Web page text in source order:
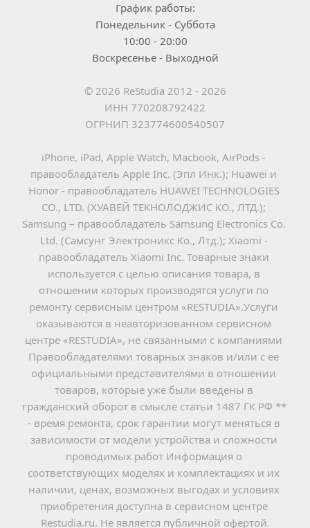
График работы:
Понедельник - Суббота
10:00 - 20:00
Воскресенье - Выходной
© 2026 ReStudia 2012 - 2026
ИНН 770208792422
ОГРНИП 323774600540507
iPhone, iPad, Apple Watch, Macbook, AirPods -
правообладатель Apple Inc. (Эпл Инк.); Huawei и
Honor - правообладатель HUAWEI TECHNOLOGIES
CO., LTD. (ХУАВЕЙ ТЕКНОЛОДЖИС КО., ЛТД.);
Samsung – правообладатель Samsung Electronics Co.
Ltd. (Самсунг Электроникс Ко., Лтд.); Xiaomi -
правообладатель Xiaomi Inc. Товарные знаки
используется с целью описания товара, в
отношении которых производятся услуги по
ремонту сервисным центром «RESTUDIA».Услуги
оказываются в неавторизованном сервисном
центре «RESTUDIA», не связанными с компаниями
Правообладателями товарных знаков и/или с ее
официальными представителями в отношении
товаров, которые уже были введены в
гражданский оборот в смысле статьи 1487 ГК РФ **
- время ремонта, срок гарантии могут меняться в
зависимости от модели устройства и сложности
проводимых работ Информация о
соответствующих моделях и комплектациях и их
наличии, ценах, возможных выгодах и условиях
приобретения доступна в сервисном центре
Restudia.ru. Не является публичной офертой.